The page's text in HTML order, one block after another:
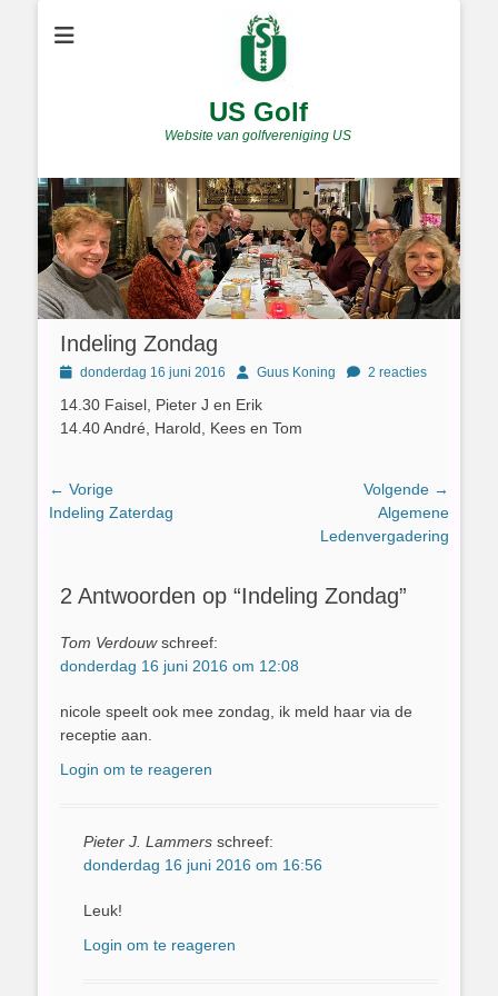
US Golf
Website van golfvereniging US
Indeling Zondag
Geplaatst
donderdag 16 juni 2016 AuthorGuus Koning 2 reacties
14.30 Faisel, Pieter J en Erik
14.40 André, Harold, Kees en Tom
Bericht
navigatie
← Vorige
Vorig
Indeling Zaterdag
Volgende →
Algemene
Ledenvergadering
2 Antwoorden op “Indeling Zondag”
Tom Verdouw schreef:
donderdag 16 juni 2016 om 12:08
nicole speelt ook mee zondag, ik meld haar via de
receptie aan.
Login om te reageren
Pieter J. Lammers schreef:
donderdag 16 juni 2016 om 16:56
Leuk!
Login om te reageren